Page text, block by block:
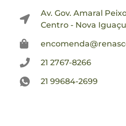
Av. Gov. Amaral
Centro - Nova
21 2767-8266
21 99684-2699